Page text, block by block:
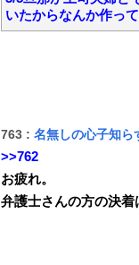
いたからなんか作っ
763 : 名無しの心子知ら
>>762
お疲れ。
弁護士さんの方の決着